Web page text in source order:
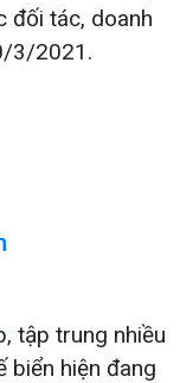
đối tác, doanh
3/2021.
tập trung nhiều
biển hiện đang